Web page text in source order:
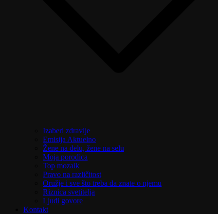
Izaberi zdravlje
Emisija Aktuelno
Žene na delu, žene na selu
Moja porodica
Top mozaik
Pravo na različitost
Oružje i sve što treba da znate o njemu
Riznica svetitelja
Ljudi govore
Kontakt